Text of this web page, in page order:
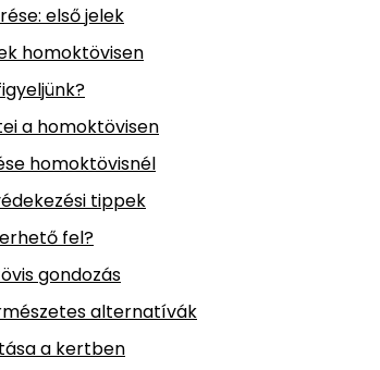
első jelek
homoktövisen
a homoktövisen
homoktövisnél
tippek
fel?
gondozás
alternatívák
a kertben